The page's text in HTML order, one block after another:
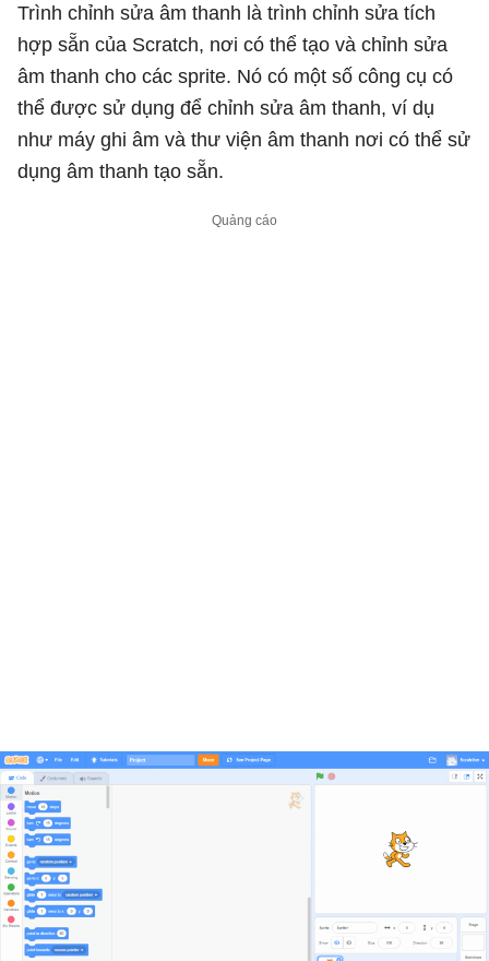
Trình chỉnh sửa âm thanh là trình chỉnh sửa tích
hợp sẵn của Scratch, nơi có thể tạo và chỉnh sửa
âm thanh cho các sprite. Nó có một số công cụ có
thể được sử dụng để chỉnh sửa âm thanh, ví dụ
như máy ghi âm và thư viện âm thanh nơi có thể sử
dụng âm thanh tạo sẵn.